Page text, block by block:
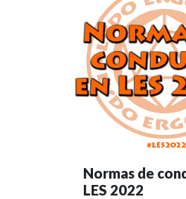
Normas de
LES 2022